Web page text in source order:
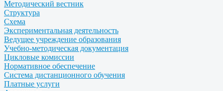
Методический вестник
Структура
Схема
Экспериментальная деятельность
Ведущее учреждение образования
Учебно-методическая документация
Цикловые комиссии
Нормативное обеспечение
Система дистанционного обучения
Платные услуги